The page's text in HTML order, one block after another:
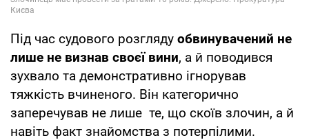
Під час судового розгляду обвинувачений не
лише не визнав своєї вини, а й поводився
зухвало та демонстративно ігнорував
тяжкість вчиненого. Він категорично
заперечував не лише те, що скоїв злочин, а й
навіть факт знайомства з потерпілими.